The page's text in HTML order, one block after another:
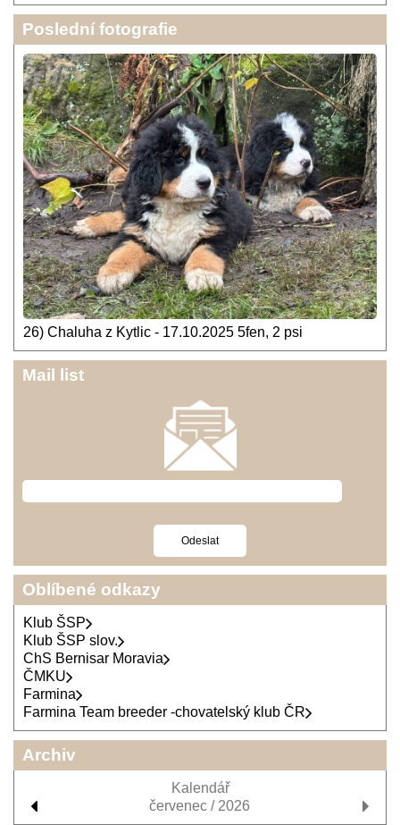
Poslední fotografie
26) Chaluha z Kytlic - 17.10.2025 5fen, 2 psi
Mail list
Oblíbené odkazy
Klub ŠSP
Klub ŠSP slov.
ChS Bernisar Moravia
ČMKU
Farmina
Farmina Team breeder -chovatelský klub ČR
Archiv
Kalendář
červenec / 2026